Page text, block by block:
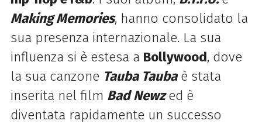
Making Memories, hanno consolidato la
sua presenza internazionale. La sua
influenza si è estesa a Bollywood, dove
la sua canzone Tauba Taubaè stata
inserita nel film Bad Newzed è
diventata rapidamente un successo